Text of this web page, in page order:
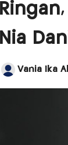
Nia
Vania Ika